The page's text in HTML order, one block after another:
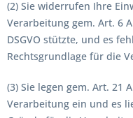
(2) Sie widerrufen Ihre
Verarbeitung gem. Art. 6
DSGVO stützte, und es
Rechtsgrundlage für die
(3) Sie legen gem. Art. 21
Verarbeitung ein und es